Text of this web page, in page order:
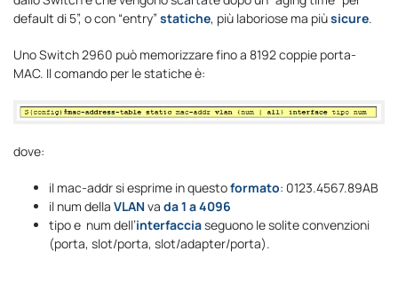
default di 5”, o con “entry” statiche, più laboriose ma piùsicure.
Uno Switch 2960 può memorizzare fino a 8192 coppie porta-
MAC. Il comando per le statiche è:
dove:
il mac-addr si esprime in questoformato: 0123.4567.89AB
il num della VLAN va da 1 a 4096
tipo e num dell’interfacciaseguono le solite convenzioni
(porta, slot/porta, slot/adapter/porta).